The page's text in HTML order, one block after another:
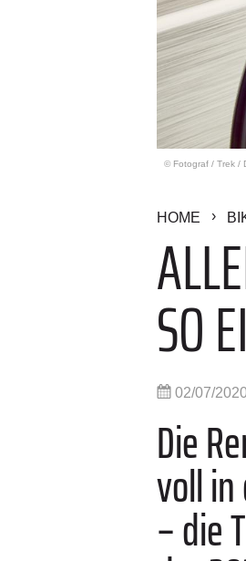
© Fotograf / Trek /
HOME
SO
02/07/
Die
voll
– die